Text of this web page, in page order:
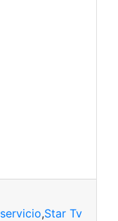
servicio,Star Tv